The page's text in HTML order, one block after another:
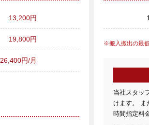
13,200円
19,800円
26,400円/月
搬入搬出の最
当社スタッ
けます。 ま
時間指定料